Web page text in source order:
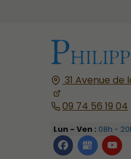
31 Avenue de
09 74 56 19 04
Lun - Ven : 08h -